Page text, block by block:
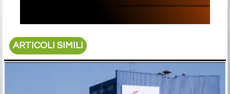
ARTICOLI SIMILI